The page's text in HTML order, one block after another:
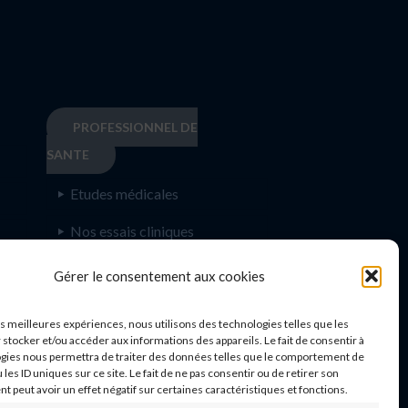
Gérer le consentement aux cookies
meilleures expériences, nous utilisons des technologies telles que les
et/ou accéder aux informations des appareils. Le fait de consentir à
nous permettra de traiter des données telles que le comportement de
les ID uniques sur ce site. Le fait de ne pas consentir ou de retirer son
peut avoir un effet négatif sur certaines caractéristiques et fonctions.
PROFESSIONNEL DE
SANTE
Etudes médicales
Nos essais cliniques
Ecoles paramédicales